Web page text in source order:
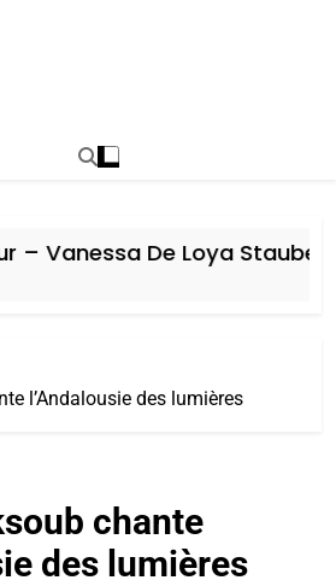
Vanessa De Loya Stauber
l’Andalousie des lumières
chante
des lumières